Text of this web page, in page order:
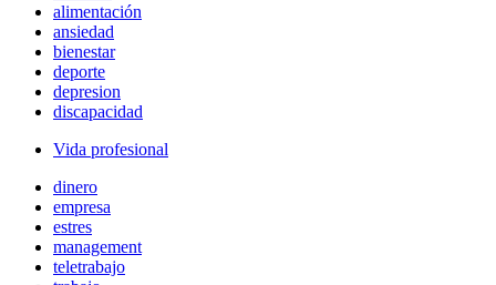
alimentación
ansiedad
bienestar
deporte
depresion
discapacidad
Vida profesional
dinero
empresa
estres
management
teletrabajo